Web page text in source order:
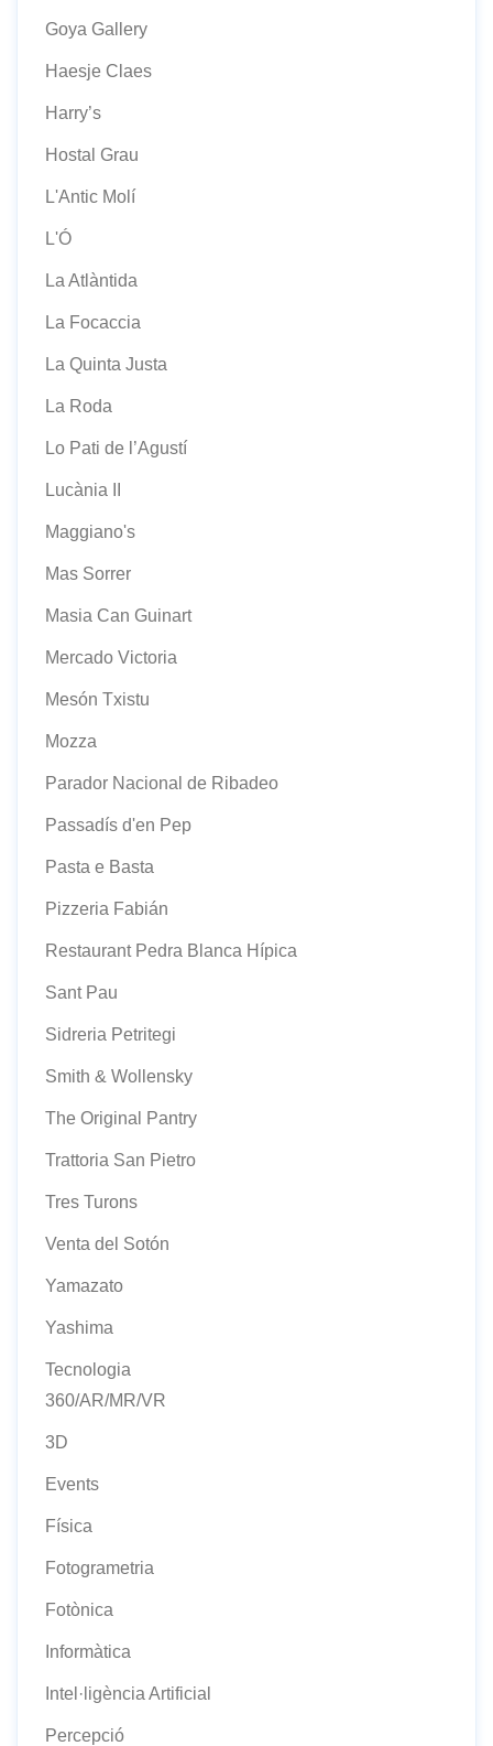
Goya Gallery
Haesje Claes
Harry’s
Hostal Grau
L'Antic Molí
L'Ó
La Atlàntida
La Focaccia
La Quinta Justa
La Roda
Lo Pati de l’Agustí
Lucània II
Maggiano's
Mas Sorrer
Masia Can Guinart
Mercado Victoria
Mesón Txistu
Mozza
Parador Nacional de Ribadeo
Passadís d'en Pep
Pasta e Basta
Pizzeria Fabián
Restaurant Pedra Blanca Hípica
Sant Pau
Sidreria Petritegi
Smith & Wollensky
The Original Pantry
Trattoria San Pietro
Tres Turons
Venta del Sotón
Yamazato
Yashima
Tecnologia
360/AR/MR/VR
3D
Events
Física
Fotogrametria
Fotònica
Informàtica
Intel·ligència Artificial
Percepció